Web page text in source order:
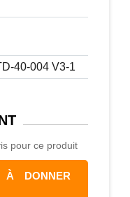
40-004 V3-1
pour ce produit
DONNER